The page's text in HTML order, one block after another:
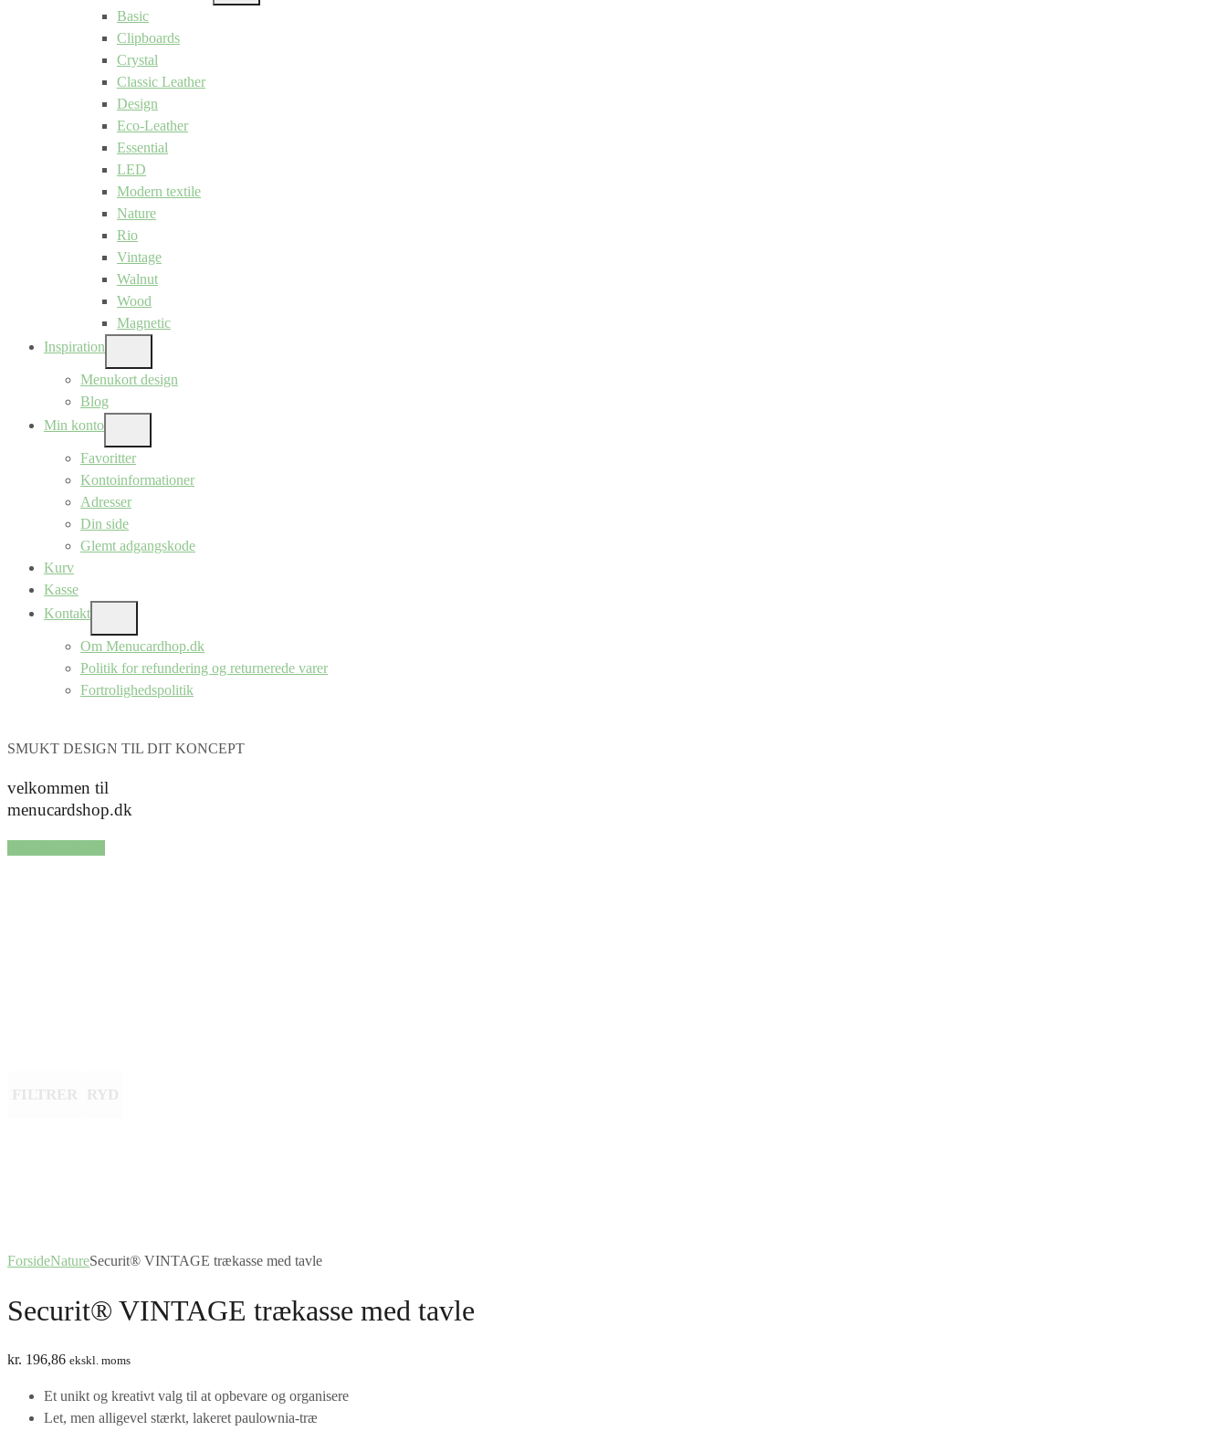
SUB
Basic
Clipboards
Crystal
Classic Leather
Design
Eco-Leather
Essential
LED
Modern textile
Nature
Rio
Vintage
Walnut
Wood
Magnetic
Inspiration
SUB
MENU
Menukort design
Blog
Min konto
SUB
MENU
Favoritter
Kontoinformationer
Adresser
Din side
Glemt adgangskode
Kurv
Kasse
Kontakt
SUB
MENU
Om Menucardhop.dk
Politik for refundering og returnerede varer
Fortrolighedspolitik
SMUKT DESIGN TIL DIT KONCEPT
velkommen til
menucardshop.dk
ForsideNatureSecurit® VINTAGE trækasse med tavle
Securit® VINTAGE trækasse med tavle
kr. 196,86 ekskl. moms
Et unikt og kreativt valg til at opbevare og organisere
Let, men alligevel stærkt, lakeret paulownia-træ